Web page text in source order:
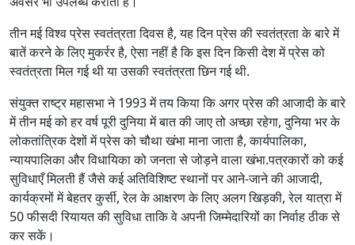
तीन मई विश्व प्रेस स्वतंत्रता दिवस है, यह दिन प्रेस की स्वतंत्रता के बारे में
बातें करने के लिए मुकर्रर है, ऐसा नहीं है कि इस दिन किसी देश में प्रेस को
स्वतंत्रता मिल गई थी या उसकी स्वतंत्रता छिन गई थी.
संयुक्त राष्ट्र महासभा ने 1993 में तय किया कि अगर प्रेस की आजादी के बारे
में तीन मई को हर वर्ष पूरी दुनिया में बात की जाए तो अच्छा रहेगा, दुनिया भर के
लोकतांत्रिक देशों में प्रेस को चौथा खंभा माना जाता है, कार्यपालिका,
न्यायपालिका और विधायिका को जनता से जोड़ने वाला खंभा.पत्रकारों को कई
सुविधाएँ मिलती हैं जैसे कई अतिविशिष्ट स्थानों पर आने-जाने की आजादी,
कार्यक्रमों में बेहतर कुर्सी, रेल के आक्षरण के लिए अलग खिड़की, रेल यात्रा में
50 फीसदी रियायत की सुविधा ताकि वे अपनी जिम्मेदारियों का निर्वाह ठीक से
कर सकें।